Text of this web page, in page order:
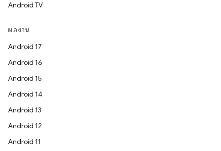
Android TV
ผลงาน
Android 17
Android 16
Android 15
Android 14
Android 13
Android 12
Android 11